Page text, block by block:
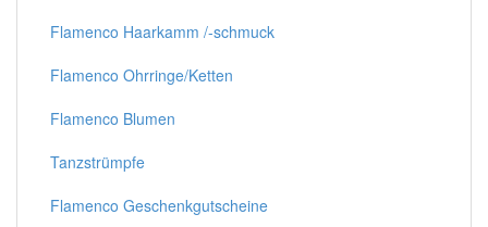
Flamenco Haarkamm /-schmuck
Flamenco Ohrringe/Ketten
Flamenco Blumen
Tanzstrümpfe
Flamenco Geschenkgutscheine